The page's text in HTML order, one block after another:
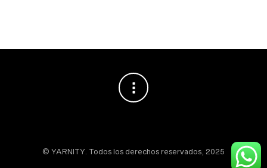
© YARNITY. Todos los derechos reservados, 2025